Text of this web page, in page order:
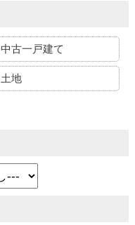
中古一戸建て
土地